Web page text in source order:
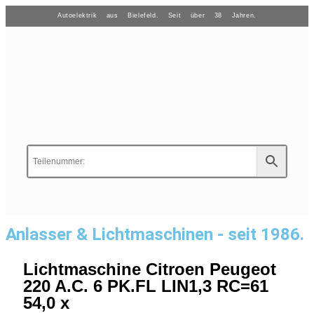
Autoelektrik aus Bielefeld. Seit über 38 Jahren.
Anlasser & Lichtmaschinen - seit 1986.
Lichtmaschine Citroen Peugeot
220 A.C. 6 PK.FL LIN1,3 RC=61
54,0 x